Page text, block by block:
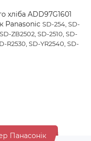
хліба ADD97G1601
Panasonic SD-254, SD-
ZB2502, SD-2510, SD-
R2530, SD-YR2540, SD-
Панасонік